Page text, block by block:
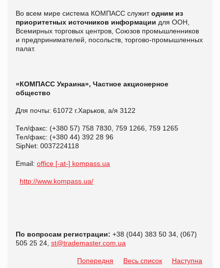
Во всем мире система КОМПАСС служитодним из
приоритетных источников информации для ООН,
Всемирных торговых центров, Союзов промышленников
и предпринимателей, посольств, торгово-промышленных
палат.
«КОМПАСС Украина», Частное акционерное
общество
Для почты: 61072 г.Харьков, а/я 3122
Тел/факс: (+380 57) 758 7830, 759 1266, 759 1265
Тел/факс: (+380 44) 392 28 96
SipNet: 0037224118
Email: office [-at-] kompass.ua
http://www.kompass.ua/
По вопросам регистрации: +38 (044) 383 50 34, (067)
505 25 24, st@trademaster.com.ua
Попередня Весь список Наступна